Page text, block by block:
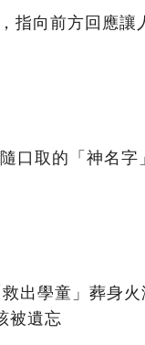
指向前方回應讓
口取的「神名字
出學童」葬身
被遺忘